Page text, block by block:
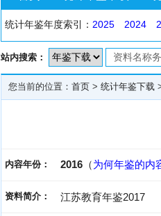
统计年鉴年度索引： 2025 2024
站内搜索：
您当前的位置： 首页 > 统计年鉴下载
内容年份： 2016 （为何年鉴的内
资料简介： 江苏教育年鉴2017